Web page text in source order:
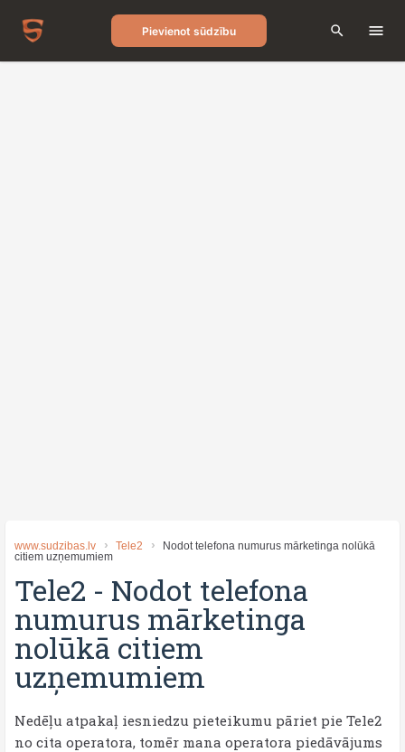
Pievienot sūdzību
www.sudzibas.lv Tele2
Nodot telefona numurus mārketinga nolūkā
citiem uzņemumiem
Tele2 - Nodot telefona
numurus mārketinga
nolūkā citiem
uzņemumiem
Nedēļu atpakaļ iesniedzu pieteikumu pāriet pie Tele2
no cita operatora, tomēr mana operatora piedāvājums